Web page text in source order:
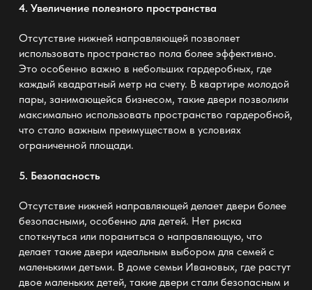
4. Увеличение полезного пространства
Отсутствие нижней направляющей позволяет
использовать пространство пола более эффективно.
Это особенно важно в небольших гардеробных, где
каждый квадратный метр на счету. В квартире молодой
пары, занимающейся бизнесом, такие двери позволили
максимально использовать пространство гардеробной,
что стало важным преимуществом в условиях
ограниченной площади.
5. Безопасность
Отсутствие нижней направляющей делает двери более
безопасными, особенно для детей. Нет риска
споткнуться или пораниться о направляющую, что
делает такие двери идеальным выбором для семей с
маленькими детьми. В доме семьи Ивановых, где растут
двое маленьких детей, такие двери стали безопасным и